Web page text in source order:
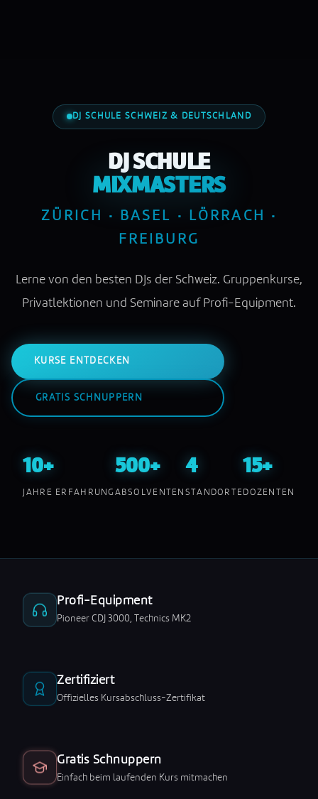
DJ SCHULE SCHWEIZ & DEUTSCHLAND
DJ SCHULE
MIXMASTERS
ZÜRICH · BASEL · LÖRRACH ·
FREIBURG
Lerne von den besten DJs der Schweiz. Gruppenkurse,
Privatlektionen und Seminare auf Profi-Equipment.
KURSE ENTDECKEN
GRATIS SCHNUPPERN
10+
JAHRE ERFAHRUNG
500+
ABSOLVENTEN
4
STANDORTE
15+
DOZENTEN
Profi-Equipment
Pioneer CDJ 3000, Technics MK2
Zertifiziert
Offizielles Kursabschluss-Zertifikat
Gratis Schnuppern
Einfach beim laufenden Kurs mitmachen